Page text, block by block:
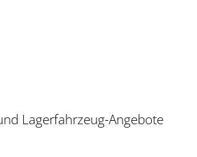
Lagerfahrzeug-Angebote